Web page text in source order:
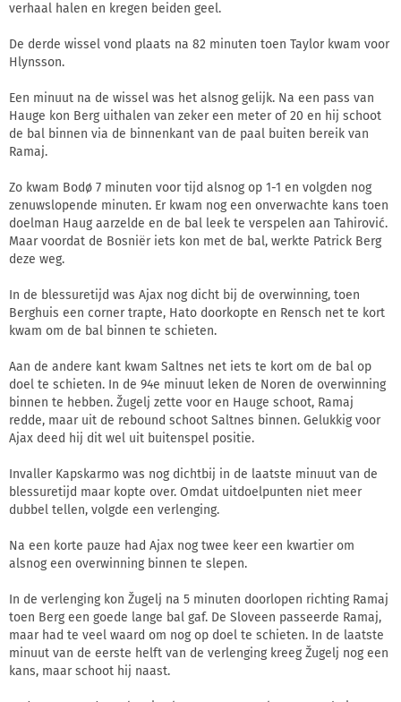
verhaal halen en kregen beiden geel.
De derde wissel vond plaats na 82 minuten toen Taylor kwam voor
Hlynsson.
Een minuut na de wissel was het alsnog gelijk. Na een pass van
Hauge kon Berg uithalen van zeker een meter of 20 en hij schoot
de bal binnen via de binnenkant van de paal buiten bereik van
Ramaj.
Zo kwam Bodø 7 minuten voor tijd alsnog op 1-1 en volgden nog
zenuwslopende minuten. Er kwam nog een onverwachte kans toen
doelman Haug aarzelde en de bal leek te verspelen aan Tahirović.
Maar voordat de Bosniër iets kon met de bal, werkte Patrick Berg
deze weg.
In de blessuretijd was Ajax nog dicht bij de overwinning, toen
Berghuis een corner trapte, Hato doorkopte en Rensch net te kort
kwam om de bal binnen te schieten.
Aan de andere kant kwam Saltnes net iets te kort om de bal op
doel te schieten. In de 94e minuut leken de Noren de overwinning
binnen te hebben. Žugelj zette voor en Hauge schoot, Ramaj
redde, maar uit de rebound schoot Saltnes binnen. Gelukkig voor
Ajax deed hij dit wel uit buitenspel positie.
Invaller Kapskarmo was nog dichtbij in de laatste minuut van de
blessuretijd maar kopte over. Omdat uitdoelpunten niet meer
dubbel tellen, volgde een verlenging.
Na een korte pauze had Ajax nog twee keer een kwartier om
alsnog een overwinning binnen te slepen.
In de verlenging kon Žugelj na 5 minuten doorlopen richting Ramaj
toen Berg een goede lange bal gaf. De Sloveen passeerde Ramaj,
maar had te veel waard om nog op doel te schieten. In de laatste
minuut van de eerste helft van de verlenging kreeg Žugelj nog een
kans, maar schoot hij naast.